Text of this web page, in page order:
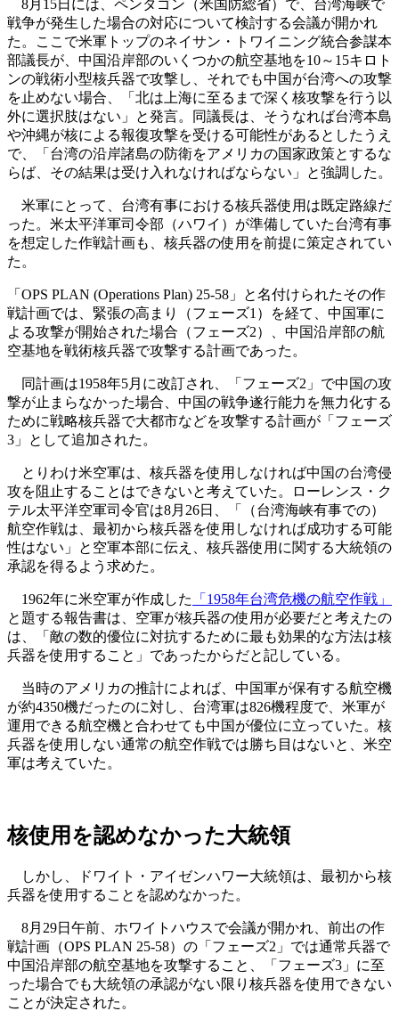
8月15日には、ペンタゴン（米国防総省）で、台湾海峡で
戦争が発生した場合の対応について検討する会議が開かれ
た。ここで米軍トップのネイサン・トワイニング統合参謀本
部議長が、中国沿岸部のいくつかの航空基地を10～15キロト
ンの戦術小型核兵器で攻撃し、それでも中国が台湾への攻撃
を止めない場合、「北は上海に至るまで深く核攻撃を行う以
外に選択肢はない」と発言。同議長は、そうなれば台湾本島
や沖縄が核による報復攻撃を受ける可能性があるとしたうえ
で、「台湾の沿岸諸島の防衛をアメリカの国家政策とするな
らば、その結果は受け入れなければならない」と強調した。
米軍にとって、台湾有事における核兵器使用は既定路線だ
った。米太平洋軍司令部（ハワイ）が準備していた台湾有事
を想定した作戦計画も、核兵器の使用を前提に策定されてい
た。
「OPS PLAN (Operations Plan) 25-58」と名付けられたその作
戦計画では、緊張の高まり（フェーズ1）を経て、中国軍に
よる攻撃が開始された場合（フェーズ2）、中国沿岸部の航
空基地を戦術核兵器で攻撃する計画であった。
同計画は1958年5月に改訂され、「フェーズ2」で中国の攻
撃が止まらなかった場合、中国の戦争遂行能力を無力化する
ために戦略核兵器で大都市などを攻撃する計画が「フェーズ
3」として追加された。
とりわけ米空軍は、核兵器を使用しなければ中国の台湾侵
攻を阻止することはできないと考えていた。ローレンス・ク
テル太平洋空軍司令官は8月26日、「（台湾海峡有事での）
航空作戦は、最初から核兵器を使用しなければ成功する可能
性はない」と空軍本部に伝え、核兵器使用に関する大統領の
承認を得るよう求めた。
1962年に米空軍が作成した
「1958年台湾危機の航空作戦」
と題する報告書は、空軍が核兵器の使用が必要だと考えたの
は、「敵の数的優位に対抗するために最も効果的な方法は核
兵器を使用すること」であったからだと記している。
当時のアメリカの推計によれば、中国軍が保有する航空機
が約4350機だったのに対し、台湾軍は826機程度で、米軍が
運用できる航空機と合わせても中国が優位に立っていた。核
兵器を使用しない通常の航空作戦では勝ち目はないと、米空
軍は考えていた。
核使用を認めなかった大統領
しかし、ドワイト・アイゼンハワー大統領は、最初から核
兵器を使用することを認めなかった。
8月29日午前、ホワイトハウスで会議が開かれ、前出の作
戦計画（OPS PLAN 25-58）の「フェーズ2」では通常兵器で
中国沿岸部の航空基地を攻撃すること、「フェーズ3」に至
った場合でも大統領の承認がない限り核兵器を使用できない
ことが決定された。